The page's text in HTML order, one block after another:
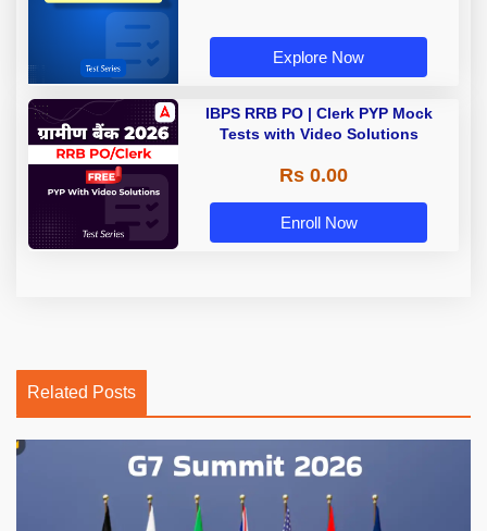
Explore Now
IBPS RRB PO | Clerk PYP Mock
Tests with Video Solutions
Rs 0.00
Enroll Now
Related Posts